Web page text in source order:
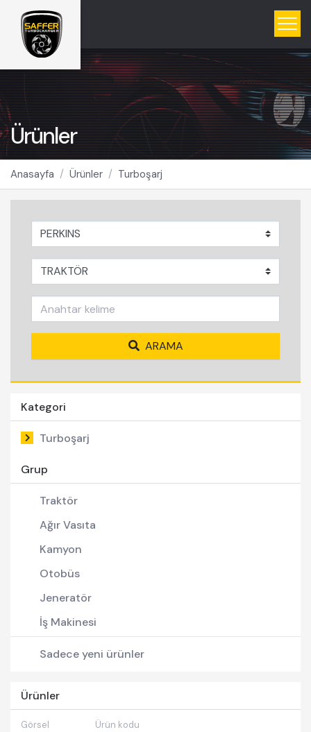
Ürünler
Anasayfa Ürünler Turboşarj
ARAMA
Kategori
Turboşarj
Grup
Traktör
Ağır Vasıta
Kamyon
Otobüs
Jeneratör
İş Makinesi
Sadece yeni ürünler
Ürünler
Görsel Ürün kodu